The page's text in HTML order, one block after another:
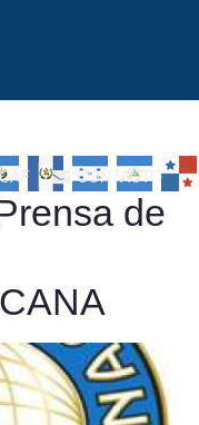
CONTACTO
de